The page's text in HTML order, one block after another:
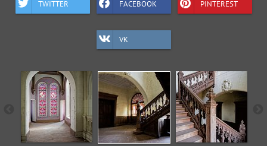
TWITTER FACEBOOK PINTEREST
VK